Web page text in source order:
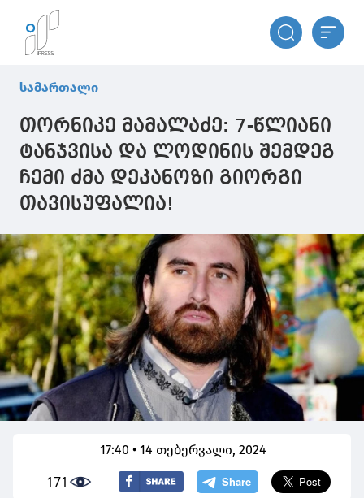
სამართალი
თორნიკე მამალაძე: 7-წლიანი
ტანჯვისა და ლოდინის შემდეგ
ჩემი ძმა დეკანოზი გიორგი
თავისუფალია!
17:40 • 14 თებერვალი, 2024
171